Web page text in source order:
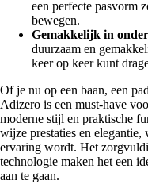
een perfecte pasvorm
bewegen.
Gemakkelijk in
duurzaam en
keer op keer kunt
Of je nu op een baan, een
Adizero is een must-have
moderne stijl en praktische
wijze prestaties en elegantie,
ervaring wordt. Het
technologie maken het een
aan te gaan.